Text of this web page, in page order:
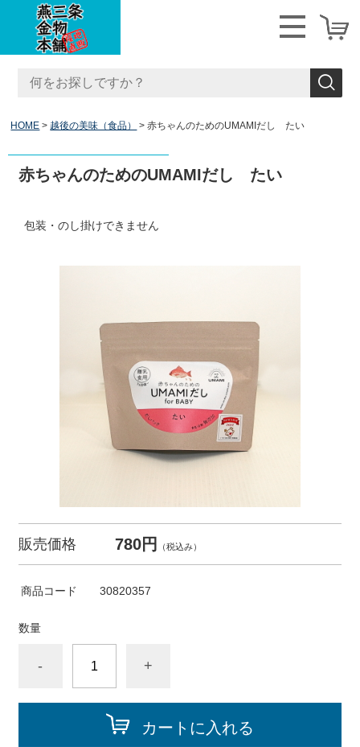
HOME 越後の美味（食品） 赤ちゃんのためのUMAMIだし たい
赤ちゃんのためのUMAMIだし たい
包装・のし掛けできません
販売価格 780円 （税込み）
商品コード 30820357
数量
- +
カートに入れる